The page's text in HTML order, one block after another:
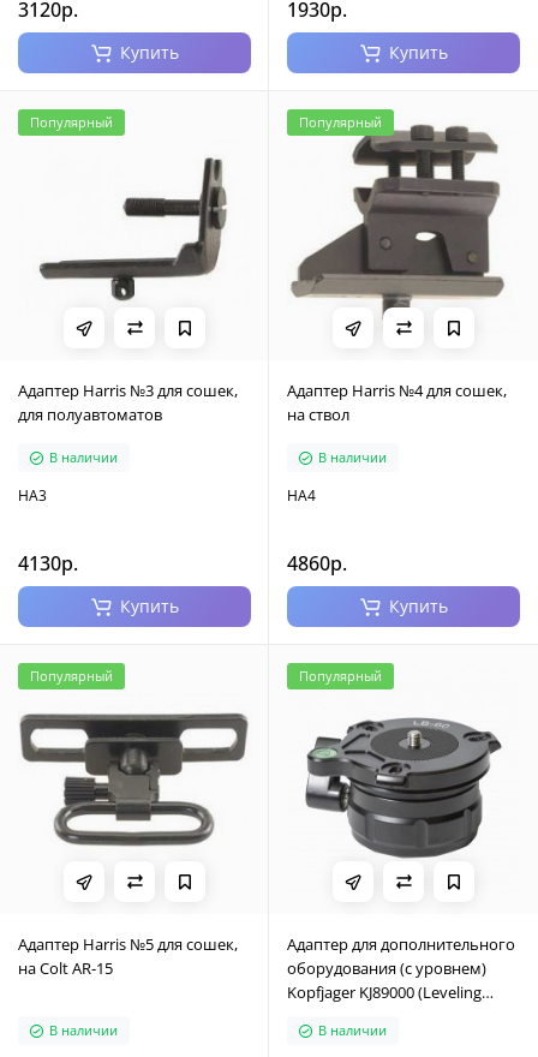
3120р.
Купить
1930р.
Купить
Популярный
Адаптер Harris №3 для сошек,
для полуавтоматов
В наличии
HA3
4130р.
Купить
Популярный
Адаптер Harris №4 для сошек,
на ствол
В наличии
HA4
4860р.
Купить
Популярный
Адаптер Harris №5 для сошек,
на Colt AR-15
В наличии
Популярный
Адаптер для дополнительного
оборудования (с уровнем)
Kopfjager KJ89000 (Leveling
В наличии